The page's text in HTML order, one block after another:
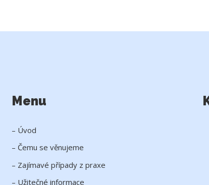
Menu
– Úvod
– Čemu se věnujeme
– Zajímavé případy z praxe
– Užitečné informace